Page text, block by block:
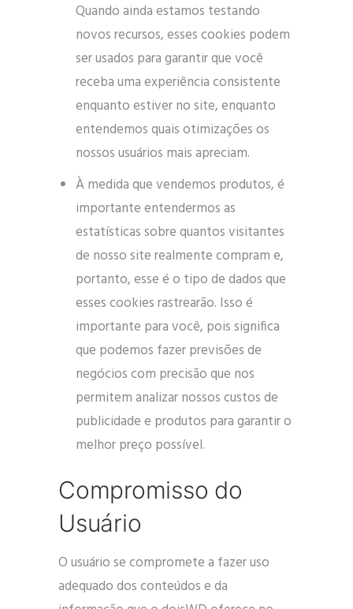
Quando ainda estamos testando
novos recursos, esses cookies podem
ser usados ​​para garantir que você
receba uma experiência consistente
enquanto estiver no site, enquanto
entendemos quais otimizações os
nossos usuários mais apreciam.
À medida que vendemos produtos, é
importante entendermos as
estatísticas sobre quantos visitantes
de nosso site realmente compram e,
portanto, esse é o tipo de dados que
esses cookies rastrearão. Isso é
importante para você, pois significa
que podemos fazer previsões de
negócios com precisão que nos
permitem analizar nossos custos de
publicidade e produtos para garantir o
melhor preço possível.
Compromisso do
Usuário
O usuário se compromete a fazer uso
adequado dos conteúdos e da